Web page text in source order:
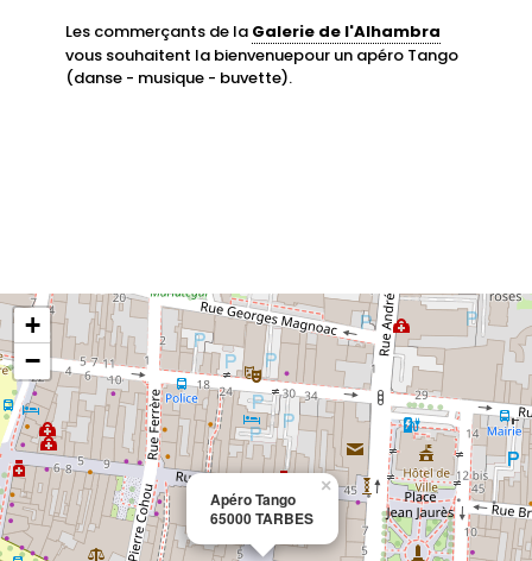
Les commerçants de la Galerie de l'Alhambra
vous souhaitent la bienvenuepour un apéro Tango
(danse - musique - buvette).
Apéro Tango
65000 TARBES
×
+
−